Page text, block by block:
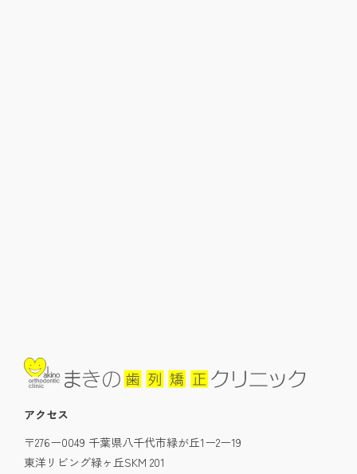
アクセス
〒276ー0049 千葉県八千代市緑が丘1ー2ー19
東洋リビング緑ヶ丘SKM 201